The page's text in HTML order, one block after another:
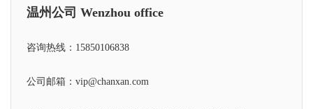
温州公司 Wenzhou office
咨询热线：15850106838
公司邮箱：vip@chanxan.com